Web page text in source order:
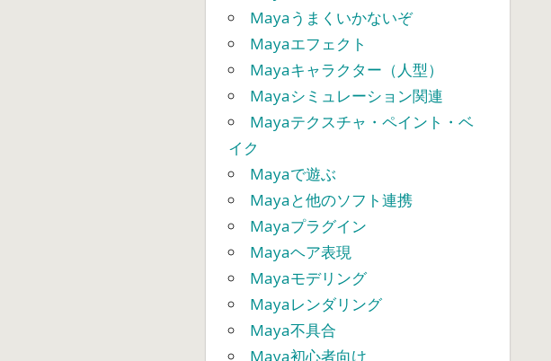
Mayaうまくいかないぞ
Mayaエフェクト
Mayaキャラクター（人型）
Mayaシミュレーション関連
Mayaテクスチャ・ペイント・ベ
イク
Mayaで遊ぶ
Mayaと他のソフト連携
Mayaプラグイン
Mayaヘア表現
Mayaモデリング
Mayaレンダリング
Maya不具合
Maya初心者向け